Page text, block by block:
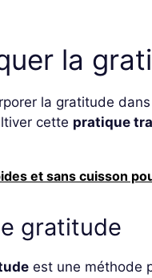
la
la gratitude
cette pratique
et sans cuisson
gratitude
est une méthode